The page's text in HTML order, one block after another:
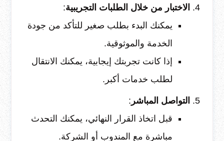
الاختبار من خلال الطلبات التجريبية:
يمكنك البدء بطلب صغير للتأكد من جودة
الخدمة والموثوقية.
إذا كانت تجربتك إيجابية، يمكنك الانتقال
لطلب خدمات أكبر.
التواصل المباشر :
قبل اتخاذ القرار النهائي، يمكنك التحدث
مباشرة مع المندوب أو الشركة.